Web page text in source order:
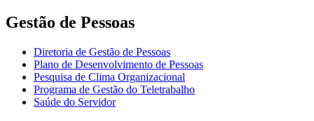
Gestão de Pessoas
Diretoria de Gestão de Pessoas
Plano de Desenvolvimento de Pessoas
Pesquisa de Clima Organizacional
Programa de Gestão do Teletrabalho
Saúde do Servidor